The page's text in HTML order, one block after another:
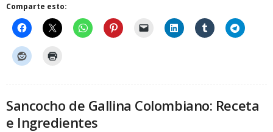
Comparte esto:
Sancocho de Gallina Colombiano: Receta
e Ingredientes